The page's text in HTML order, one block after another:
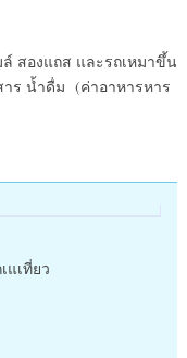
สองแถส และรถเหมาขึ้น
ร น้ำดื่ม (ค่าอาหารหาร
แเที่ยว